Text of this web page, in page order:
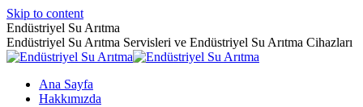
Skip to content
Endüstriyel Su Arıtma
Endüstriyel Su Arıtma Servisleri ve Endüstriyel Su Arıtma Cihazları
Ana Sayfa
Hakkımızda